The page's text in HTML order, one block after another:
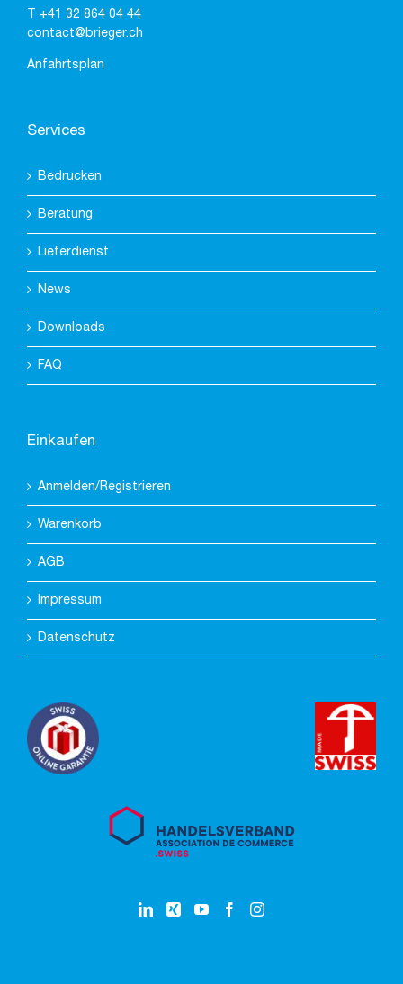
+41 32 864 04 44
contact@brieger.ch
Anfahrtsplan
Services
Bedrucken
Beratung
Lieferdienst
News
Downloads
FAQ
Einkaufen
Anmelden/Registrieren
Warenkorb
AGB
Impressum
Datenschutz